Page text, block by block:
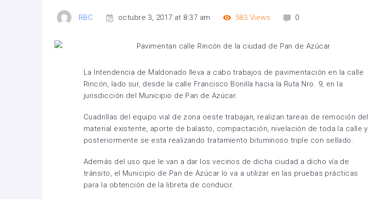
RBC octubre 3, 2017 at 8:37 am 583 Views 0
La Intendencia de Maldonado lleva a cabo trabajos de pavimentación en la calle
Rincón, lado sur, desde la calle Francisco Bonilla hacia la Ruta Nro. 9, en la
jurisdicción del Municipio de Pan de Azúcar.
Cuadrillas del equipo vial de zona oeste trabajan, realizan tareas de remoción del
material existente, aporte de balasto, compactación, nivelación de toda la calle y
posteriormente se esta realizando tratamiento bituminoso triple con sellado.
Además del uso que le van a dar los vecinos de dicha ciudad a dicho vía de
tránsito, el Municipio de Pan de Azúcar lo va a utilizar en las pruebas prácticas
para la obtención de la libreta de conducir.